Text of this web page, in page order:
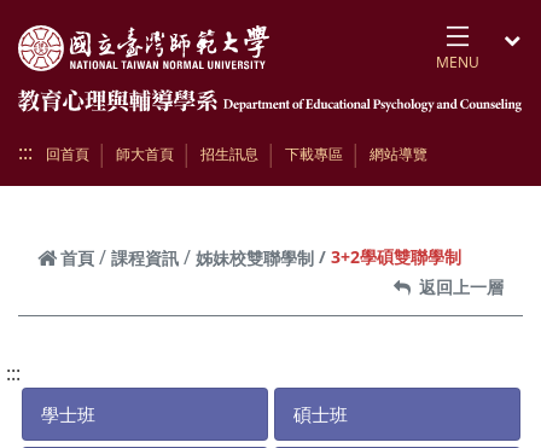
MENU
::: 回首頁 師大首頁 招生訊息 下載專區 網站導覽
首頁 課程資訊 姊妹校雙聯學制
3+2學碩雙聯學制
返回上一層
:::
學士班 碩士班